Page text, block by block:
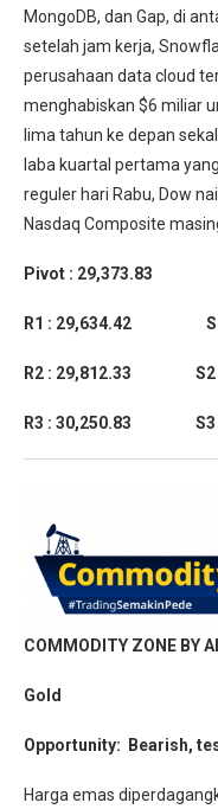
MongoDB, dan Gap, di
setelah jam kerja,
perusahaan data cloud
menghabiskan $6 miliar
lima tahun ke depan
laba kuartal pertama
reguler hari Rabu, Dow
Nasdaq Composite
Pivot : 29,373.83
R1 : 29,634.42 S1 :
R2 : 29,812.33 S2 :
R3 : 30,250.83 S3 :
COMMODITY ZONE BY
Gold
Opportunity: Bearish,
Harga emas